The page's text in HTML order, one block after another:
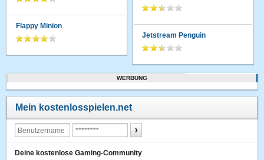
Flappy Minion
Jetstream Penguin
WERBUNG
Mein kostenlosspielen.net
Deine kostenlose Gaming-Community